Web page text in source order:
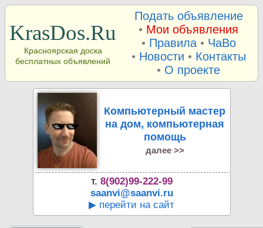
KrasDos.Ru
Красноярская доска
бесплатных объявлений
Подать объявление
• Мои объявления
• Правила• ЧаВо
• Новости • Контакты
• О проекте
Компьютерный мастер
на дом, компьютерная
помощь
далее >>
т. 8(902)99-222-99
saanvi@saanvi.ru
▶ перейти на сайт